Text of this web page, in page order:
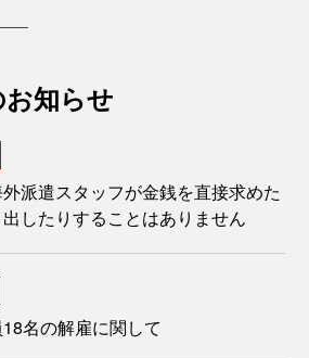
知らせ
派遣スタッフが金銭を直接求めた
したりすることはありません
名の解雇に関して